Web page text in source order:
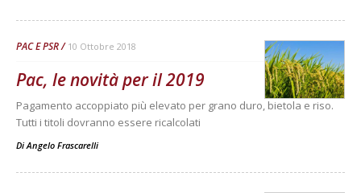
PAC E PSR 10 Ottobre 2018
Pac, le novità per il 2019
Pagamento accoppiato più elevato per grano duro, bietola e riso.
Tutti i titoli dovranno essere ricalcolati
DiAngelo Frascarelli